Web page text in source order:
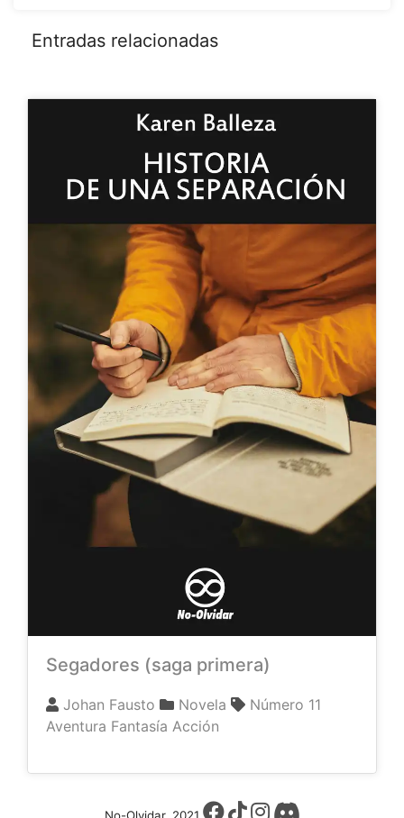
Entradas relacionadas
Segadores (saga primera)
Johan Fausto Novela
Número 11
Aventura Fantasía Acción